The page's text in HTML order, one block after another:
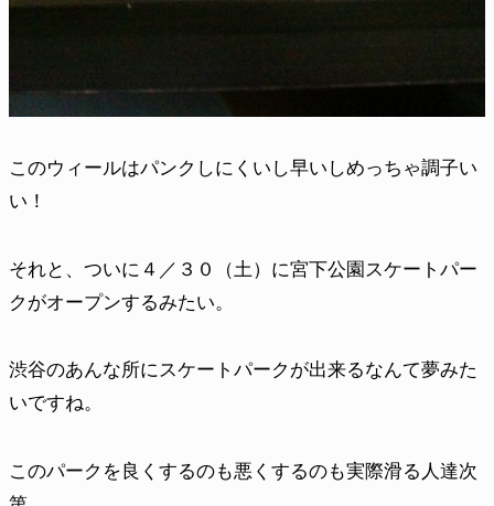
このウィールはパンクしにくいし早いしめっちゃ調子い
い！
それと、ついに４／３０（土）に宮下公園スケートパー
クがオープンするみたい。
渋谷のあんな所にスケートパークが出来るなんて夢みた
いですね。
このパークを良くするのも悪くするのも実際滑る人達次